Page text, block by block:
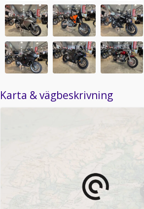
Karta & vägbeskrivning